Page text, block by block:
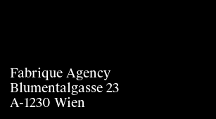
Fabrique Agency
Blumentalgasse 23
A-1230 Wien